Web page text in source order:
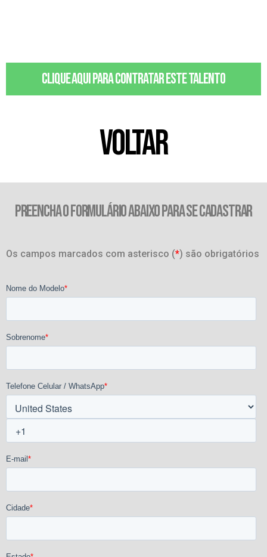
Clique aqui para contratar este talento
VOLTAR
PREENCHA O FORMULÁRIO ABAIXO PARA SE CADASTRAR
Os campos marcados com asterisco (*) são obrigatórios